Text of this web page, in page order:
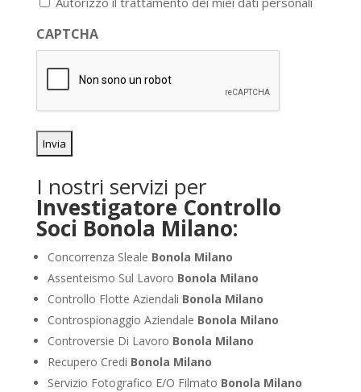
privacy
*
CAPTCHA
I nostri servizi per
Investigatore Controllo
Soci Bonola Milano:
Concorrenza Sleale Bonola Milano
Assenteismo Sul Lavoro Bonola Milano
Controllo Flotte Aziendali Bonola Milano
Controspionaggio Aziendale Bonola Milano
Controversie Di Lavoro Bonola Milano
Recupero Credi Bonola Milano
Servizio Fotografico E/O Filmato Bonola Milano